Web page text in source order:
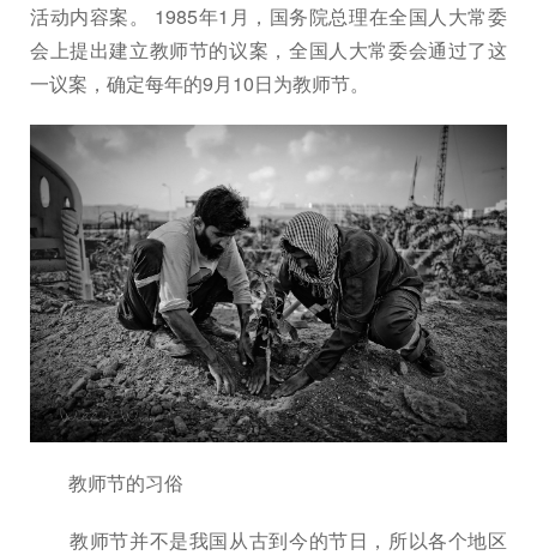
活动内容案。 1985年1月，国务院总理在全国人大常委
会上提出建立教师节的议案，全国人大常委会通过了这
一议案，确定每年的9月10日为教师节。
教师节的习俗
教师节并不是我国从古到今的节日，所以各个地区